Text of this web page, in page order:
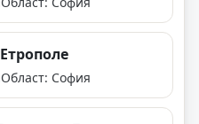
Област: София